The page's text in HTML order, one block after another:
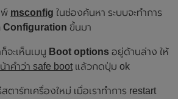
พ์ msconfig ในช่องค้นหา ระบบจะทำการ
Configuration ขึ้นมา
ก็จะเห็นเมนู Boot options อยู่ด้านล่าง ให้
คำว่า safe boot แล้วกดปุ่ม ok
ตาร์ทเครื่องใหม่ เมื่อเราทำการ restart